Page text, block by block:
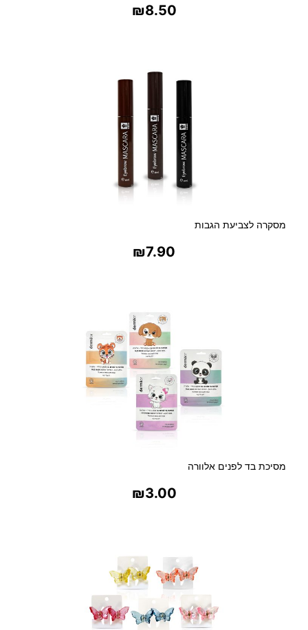
₪8.50
מסקרה לצביעת הגבות
₪7.90
מסיכת בד לפנים אלוורה
₪3.00